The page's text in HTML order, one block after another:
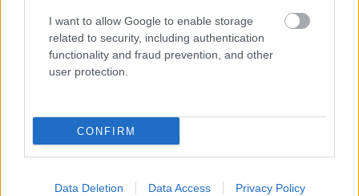
I want to allow Google to enable storage
related to security, including authentication
functionality and fraud prevention, and other
user protection.
CONFIRM
Data Deletion Data Access Privacy Policy